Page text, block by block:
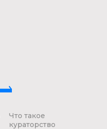
Что такое
кураторство